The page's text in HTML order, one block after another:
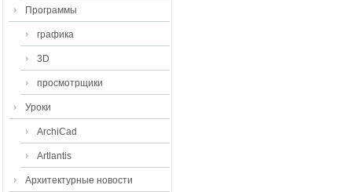
Программы
графика
3D
просмотрщики
Уроки
ArchiCad
Artlantis
Архитектурные новости